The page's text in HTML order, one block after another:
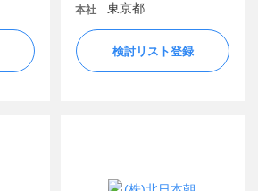
本社 東京都
検討リスト登録